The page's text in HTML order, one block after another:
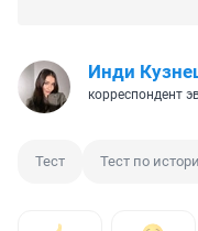
Инди
корреспондент
Тест Тест по